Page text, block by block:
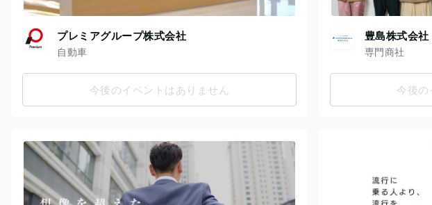
プレミアグループ株式会社
自動車
今後のイベントはありません
豊島株式会社
専門商社
今後